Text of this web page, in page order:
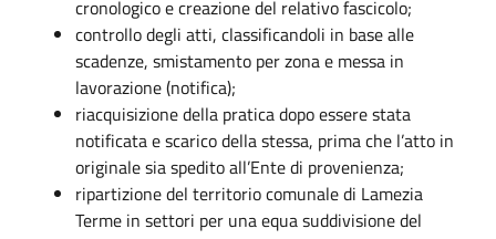
cronologico e creazione del relativo fascicolo;
controllo degli atti, classificandoli in base alle
scadenze, smistamento per zona e messa in
lavorazione (notifica);
riacquisizione della pratica dopo essere stata
notificata e scarico della stessa, prima che l’atto in
originale sia spedito all’Ente di provenienza;
ripartizione del territorio comunale di Lamezia
Terme in settori per una equa suddivisione del